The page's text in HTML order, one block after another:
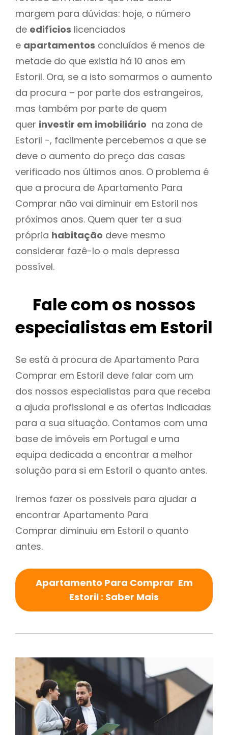
margem para dúvidas: hoje, o número
de edifícios licenciados
e apartamentos concluídos é menos de
metade do que existia há 10 anos em
Estoril. Ora, se a isto somarmos o aumento
da procura – por parte dos estrangeiros,
mas também por parte de quem
quer investir em imobiliário na zona de
Estoril -, facilmente percebemos a que se
deve o aumento do preço das casas
verificado nos últimos anos. O problema é
que a procura de Apartamento Para
Comprar não vai diminuir em Estoril nos
próximos anos. Quem quer ter a sua
própria habitação deve mesmo
considerar fazê-lo o mais depressa
possível.
Fale com os nossos
especialistas em Estoril
Se está à procura de Apartamento Para
Comprar em Estoril deve falar com um
dos nossos especialistas para que receba
a ajuda profissional e as ofertas indicadas
para a sua situação. Contamos com uma
base de imóveis em Portugal e uma
equipa dedicada a encontrar a melhor
solução para si em Estoril o quanto antes.
Iremos fazer os possiveis para ajudar a
encontrar Apartamento Para
Comprar diminuiu em Estoril o quanto
antes.
Apartamento Para Comprar Em
Estoril : Saber Mais